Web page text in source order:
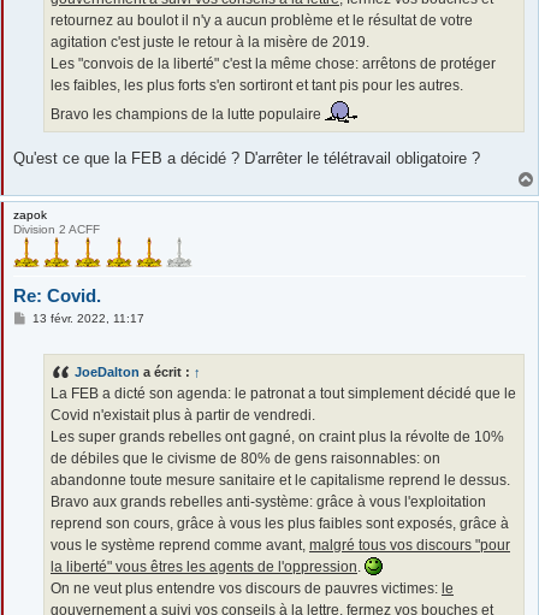
retournez au boulot il n'y a aucun problème et le résultat de votre
agitation c'est juste le retour à la misère de 2019.
Les "convois de la liberté" c'est la même chose: arrêtons de protéger
les faibles, les plus forts s'en sortiront et tant pis pour les autres.
Bravo les champions de la lutte populaire
Qu'est ce que la FEB a décidé ? D'arrêter le télétravail obligatoire ?
zapok
Division 2 ACFF
Re: Covid.
M13 févr. 2022, 11:17
JoeDalton a écrit : ↑
La FEB a dicté son agenda: le patronat a tout simplement décidé que le
Covid n'existait plus à partir de vendredi.
Les super grands rebelles ont gagné, on craint plus la révolte de 10%
de débiles que le civisme de 80% de gens raisonnables: on
abandonne toute mesure sanitaire et le capitalisme reprend le dessus.
Bravo aux grands rebelles anti-système: grâce à vous l'exploitation
reprend son cours, grâce à vous les plus faibles sont exposés, grâce à
vous le système reprend comme avant, malgré tous vos discours "pour
la liberté" vous êtres les agents de l'oppression.
On ne veut plus entendre vos discours de pauvres victimes: le
gouvernement a suivi vos conseils à la lettre, fermez vos bouches et